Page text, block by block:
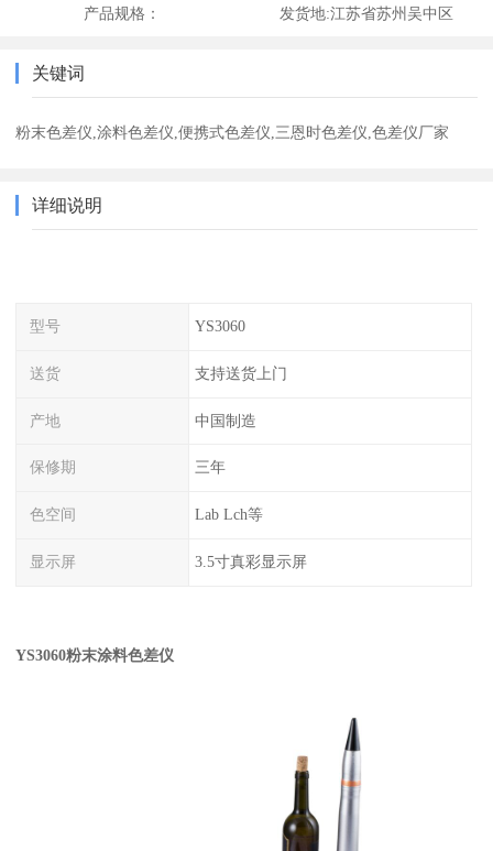
产品规格： 发货地:江苏省苏州吴中区
关键词
粉末色差仪,涂料色差仪,便携式色差仪,三恩时色差仪,色差仪厂家
详细说明
型号 YS3060
送货 支持送货上门
产地 中国制造
保修期 三年
色空间 Lab Lch等
显示屏 3.5寸真彩显示屏
YS3060粉末涂料色差仪